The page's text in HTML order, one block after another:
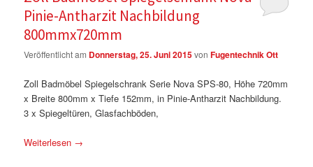
Pinie-Antharzit Nachbildung
800mmx720mm
Veröffentlicht am Donnerstag, 25. Juni 2015vonFugentechnik Ott
Zoll Badmöbel Spiegelschrank Serie Nova SPS-80, Höhe 720mm
x Breite 800mm x Tiefe 152mm, in Pinie-Antharzit Nachbildung.
3 x Spiegeltüren, Glasfachböden,
Weiterlesen →